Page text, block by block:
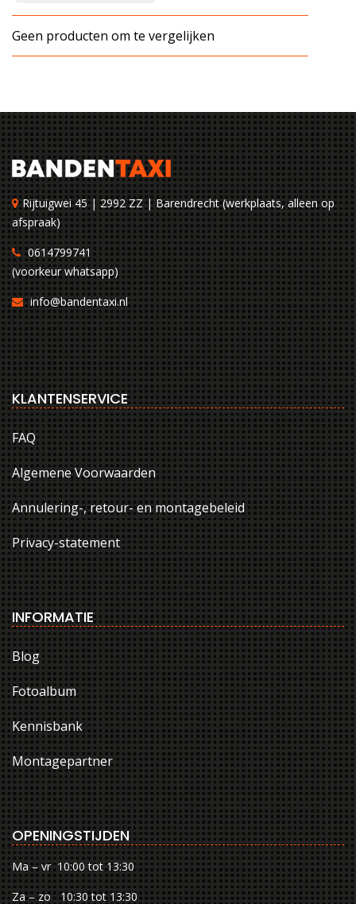
Geen producten om te vergelijken
Rijtuigwei 45 | 2992 ZZ | Barendrecht (werkplaats, alleen op
afspraak)
0614799741
(voorkeur whatsapp)
info@bandentaxi.nl
KLANTENSERVICE
FAQ
Algemene Voorwaarden
Annulering-, retour- en montagebeleid
Privacy-statement
INFORMATIE
Blog
Fotoalbum
Kennisbank
Montagepartner
OPENINGSTIJDEN
Ma – vr 10:00 tot 13:30
Za – zo 10:30 tot 13:30